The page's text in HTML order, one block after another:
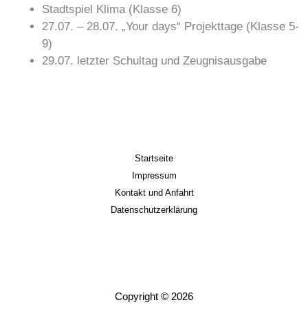
Stadtspiel Klima (Klasse 6)
27.07. – 28.07. „Your days“ Projekttage (Klasse 5-
9)
29.07. letzter Schultag und Zeugnisausgabe
Startseite
Impressum
Kontakt und Anfahrt
Datenschutzerklärung
Copyright © 2026